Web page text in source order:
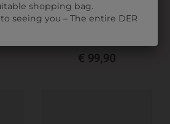
3113870101
HERRENSCHUH
€ 99,90
shopping bag.
seeing you – The entire DER